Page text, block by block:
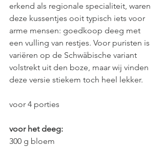
erkend als regionale specialiteit, waren
deze kussentjes ooit typisch iets voor
arme mensen: goedkoop deeg met
een vulling van restjes. Voor puristen is
variëren op de Schwäbische variant
volstrekt uit den boze, maar wij vinden
deze versie stiekem toch heel lekker.
voor 4 porties
voor het deeg:
300 g bloem